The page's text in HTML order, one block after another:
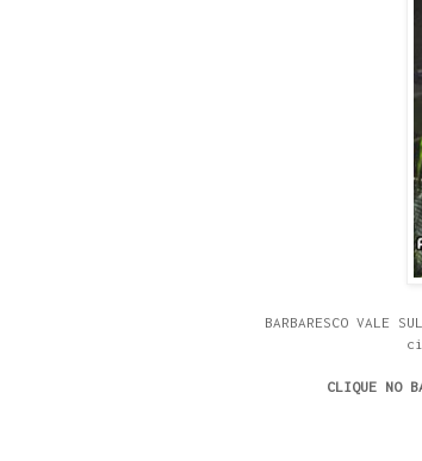
BARBARESCO
CLIQUE NO